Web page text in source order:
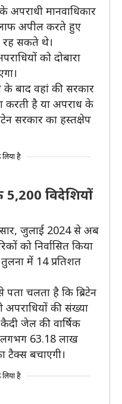
मानवाधिकार
अपील करते हुए
रह सकते थे।
को दोबारा
बाद वहां की सरकार
करती है या अपराध के
सरकार का हस्तक्षेप
है
विदेशियों
जुलाई 2024 से अब
को निर्वासित किया
में 14 प्रतिशत
चलता है कि ब्रिटेन
की संख्या
जेल की वार्षिक
63.18 लाख
टैक्स बचाएगी।
है